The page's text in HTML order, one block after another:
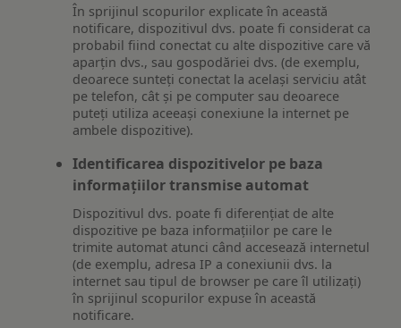
În sprijinul scopurilor explicate în această
notificare, dispozitivul dvs. poate fi considerat ca
probabil fiind conectat cu alte dispozitive care vă
aparțin dvs., sau gospodăriei dvs. (de exemplu,
deoarece sunteți conectat la același serviciu atât
pe telefon, cât și pe computer sau deoarece
puteți utiliza aceeași conexiune la internet pe
ambele dispozitive).
Identificarea dispozitivelor pe baza
informațiilor transmise automat
Dispozitivul dvs. poate fi diferențiat de alte
dispozitive pe baza informațiilor pe care le
trimite automat atunci când accesează internetul
(de exemplu, adresa IP a conexiunii dvs. la
internet sau tipul de browser pe care îl utilizați)
în sprijinul scopurilor expuse în această
notificare.